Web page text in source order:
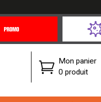
Coronavirus
Mon panier
0 produit